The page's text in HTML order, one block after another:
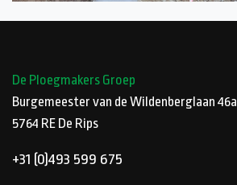
De Ploegmakers Groep
Burgemeester van de Wildenberglaan 46a
5764 RE De Rips
+31 (0)493 599 675